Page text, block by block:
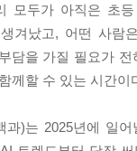
모두가 아직은 초
겨났고, 어떤 사
담을 가질 필요가
께할 수 있는 시간이
과)는 2025년에 일